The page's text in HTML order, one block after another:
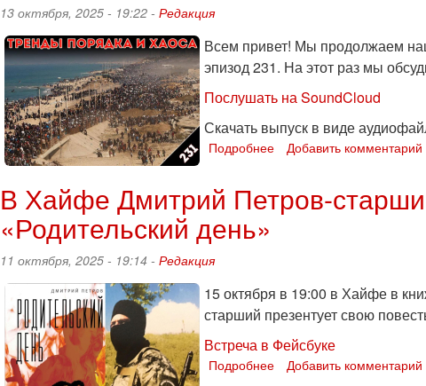
235
13 октября, 2025 - 19:22 - Редакция
Всем привет! Мы продолжаем
эпизод 231. На этот раз мы
Послушать на SoundCloud
Скачать выпуск в виде
Подробнее
и
запрещенный
и
эпизод
231
Добавить комментарий
В Хайфе Дмитрий Петров-
«Родительский день»
11 октября, 2025 - 19:14 - Редакция
15 октября в 19:00 в Хайфе в
старший презентует свою
Встреча в Фейсбуке
Подробнее Добавить комментарий